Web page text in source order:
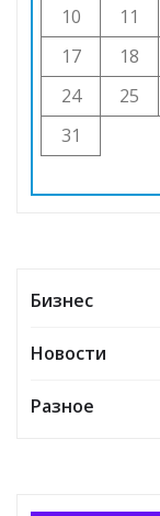
10
11
17
18
24
25
31
Бизнес
Новости
Разное